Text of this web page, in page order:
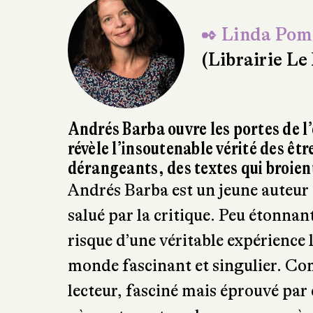
✒ Linda
(Librairie Le
Andrés Barba ouvre les portes de
révèle l’insoutenable vérité des
dérangeants, des textes qui
Andrés Barba est un jeune
salué par la critique. Peu
risque d’une véritable
monde fascinant et singulier.
lecteur, fasciné mais éprouvé